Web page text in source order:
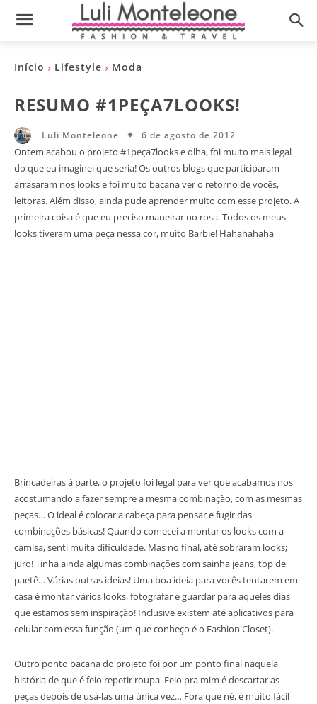
Início Lifestyle Moda
RESUMO #1PEÇA7LOOKS!
Luli Monteleone 6 de agosto de 2012
Ontem acabou o projeto #1peça7looks e olha, foi muito mais legal
do que eu imaginei que seria! Os outros blogs que participaram
arrasaram nos looks e foi muito bacana ver o retorno de vocês,
leitoras. Além disso, ainda pude aprender muito com esse projeto. A
primeira coisa é que eu preciso maneirar no rosa. Todos os meus
looks tiveram uma peça nessa cor, muito Barbie! Hahahahaha
Brincadeiras à parte, o projeto foi legal para ver que acabamos nos
acostumando a fazer sempre a mesma combinação, com as mesmas
peças… O ideal é colocar a cabeça para pensar e fugir das
combinações básicas! Quando comecei a montar os looks com a
camisa, senti muita dificuldade. Mas no final, até sobraram looks;
juro! Tinha ainda algumas combinações com sainha jeans, top de
paetê… Várias outras ideias! Uma boa ideia para vocês tentarem em
casa é montar vários looks, fotografar e guardar para aqueles dias
que estamos sem inspiração! Inclusive existem até aplicativos para
celular com essa função (um que conheço é o Fashion Closet).
Outro ponto bacana do projeto foi por um ponto final naquela
história de que é feio repetir roupa. Feio pra mim é descartar as
peças depois de usá-las uma única vez… Fora que né, é muito fácil